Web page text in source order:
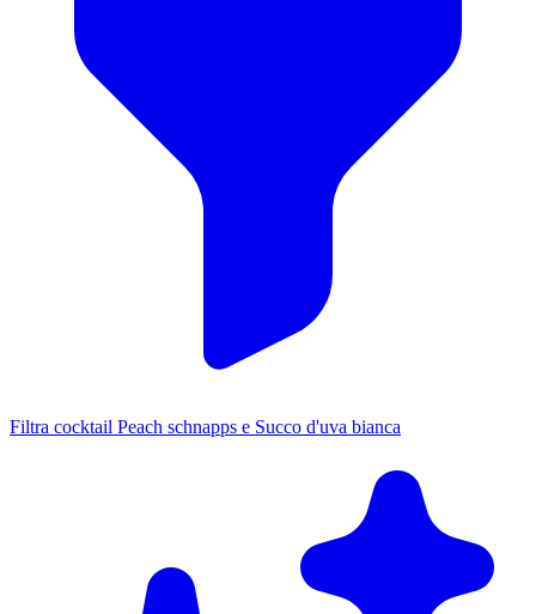
Filtra cocktail Peach schnapps e Succo d'uva bianca